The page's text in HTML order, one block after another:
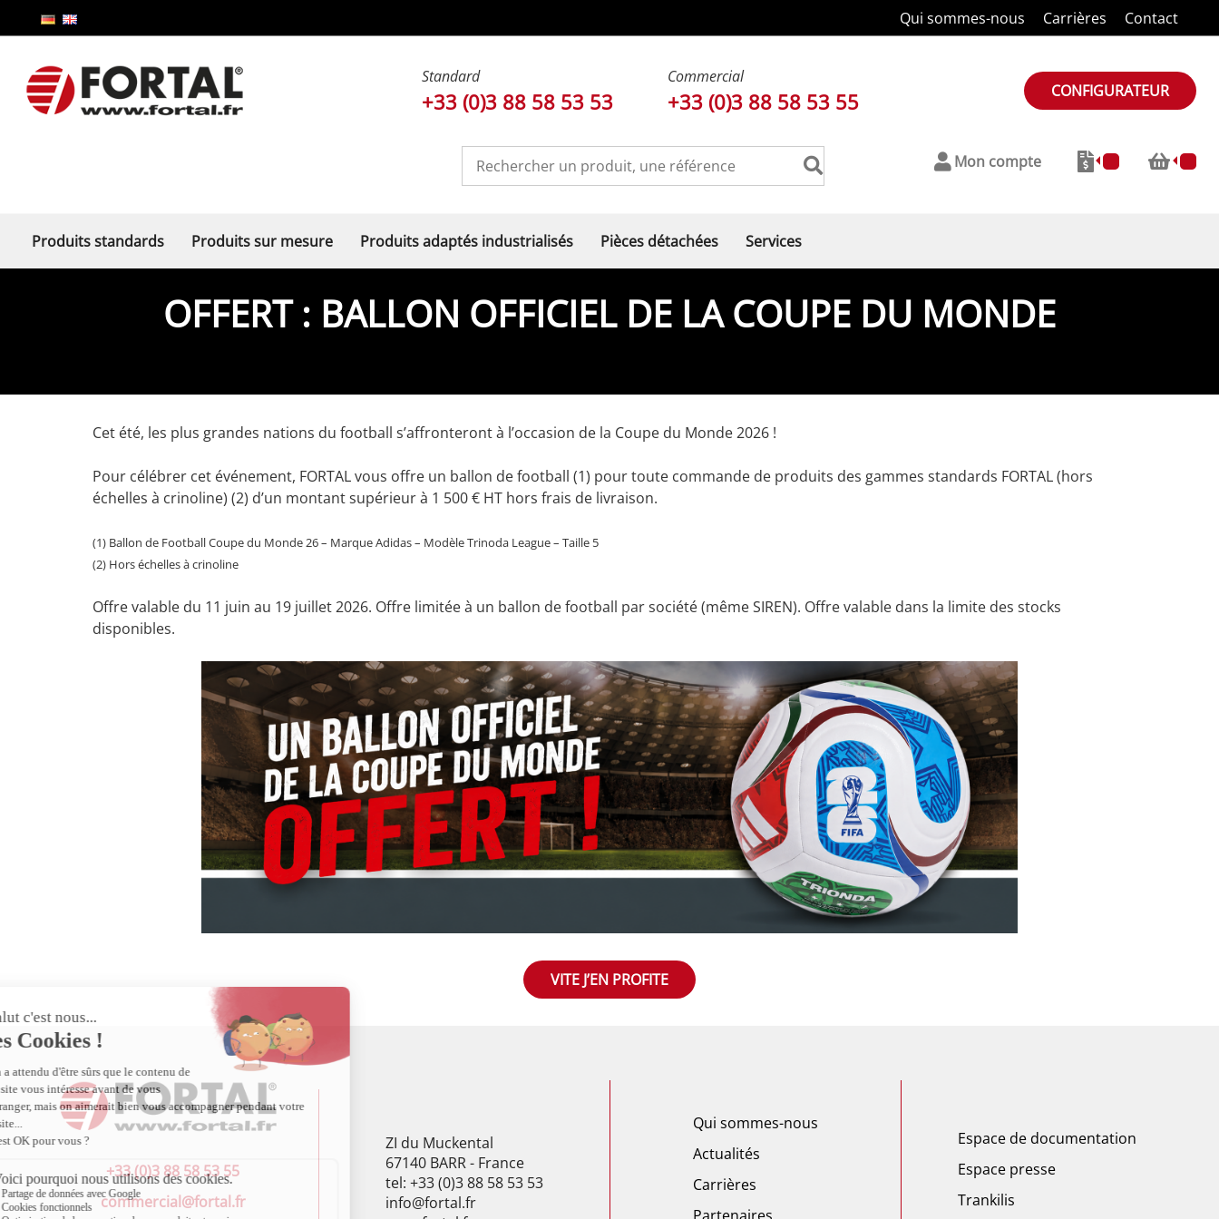
Qui sommes-nous Carrières Contact
Standard
+33 (0)3 88 58 53 53
Commercial
+33 (0)3 88 58 53 55 CONFIGURATEUR
Mon compte
Produits standards Produits sur mesure Produits adaptés industrialisés Pièces détachées Services
OFFERT : BALLON OFFICIEL DE LA COUPE DU MONDE
Cet été, les plus grandes nations du football s’affronteront à l’occasion de la Coupe du Monde 2026 !
Pour célébrer cet événement, FORTAL vous offre un ballon de football (1) pour toute commande de produits des gammes standards FORTAL (hors
échelles à crinoline) (2) d’un montant supérieur à 1 500 € HT hors frais de livraison.
(1) Ballon de Football Coupe du Monde 26 – Marque Adidas – Modèle Trinoda League – Taille 5
(2) Hors échelles à crinoline
Offre valable du 11 juin au 19 juillet 2026. Offre limitée à un ballon de football par société (même SIREN). Offre valable dans la limite des stocks
disponibles.
VITE J’EN PROFITE
+33 (0)3 88 58 53 55
commercial@fortal.fr
ZI du Muckental
67140 BARR - France
tel: +33 (0)3 88 58 53 53
info@fortal.fr
Qui sommes-nous
Actualités
Carrières
Partenaires
Espace de documentation
Espace presse
Trankilis